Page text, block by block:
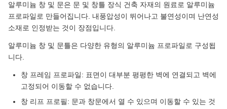
지
기
간
신용장, 전신환
알루미늄 창 및 문은 문 및 창틀 장식 건축 자재의 원료로 알루미늄
프로파일로 만들어집니다. 내풍압성이 뛰어나고 불연성이며 난연성
소재로 인정받는 것이 장점입니다.
알루미늄 창 및 문틀은 다양한 유형의 알루미늄 프로파일로 구성됩
니다.
창 프레임 프로파일: 표면이 대부분 평평한 벽에 연결되고 벽에
고정되어 이동할 수 없습니다.
창 리프 프로필: 문과 창문에서 열 수 있으며 이동할 수 있는 것